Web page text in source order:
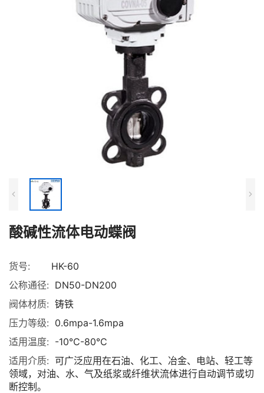
酸碱性流体电动蝶阀
货号:
HK-60
公称通径: DN50-DN200
阀体材质: 铸铁
压力等级: 0.6mpa-1.6mpa
适用温度: -10℃-80℃
适用介质: 可广泛应用在石油、化工、冶金、电站、轻工等
领域，对油、水、气及纸浆或纤维状流体进行自动调节或切
断控制。